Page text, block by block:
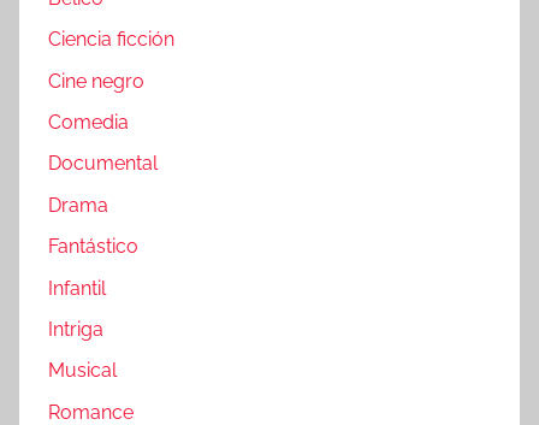
Ciencia ficción
Cine negro
Comedia
Documental
Drama
Fantástico
Infantil
Intriga
Musical
Romance